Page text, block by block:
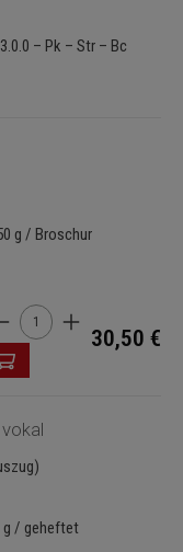
– Pk – Str – Bc
g / Broschur
Anzahl: Gib
30,50 €
g / geheftet